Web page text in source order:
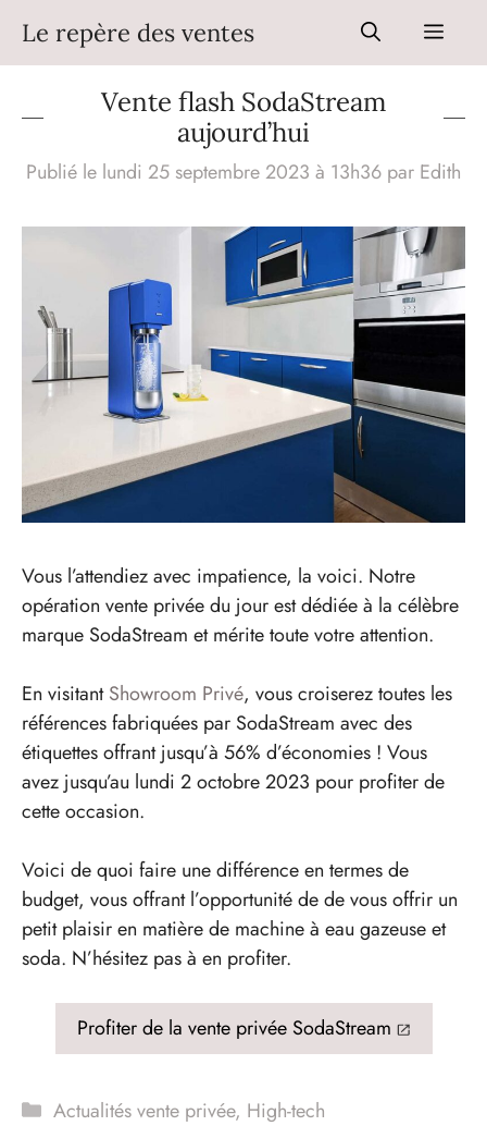
contenu
Le repère des ventes Menu
Vente flash SodaStream
aujourd’hui
Publié le lundi 25 septembre 2023 à 13h36 par Edith
Vous l’attendiez avec impatience, la voici. Notre
opération vente privée du jour est dédiée à la célèbre
marque SodaStream et mérite toute votre attention.
En visitantShowroom Privé, vous croiserez toutes les
références fabriquées par SodaStream avec des
étiquettes offrant jusqu’à 56% d’économies ! Vous
avez jusqu’au lundi 2 octobre 2023 pour profiter de
cette occasion.
Voici de quoi faire une différence en termes de
budget, vous offrant l’opportunité de de vous offrir un
petit plaisir en matière de machine à eau gazeuse et
soda. N’hésitez pas à en profiter.
Profiter de la vente privée SodaStream
Catégories
Actualités vente privée, High-tech